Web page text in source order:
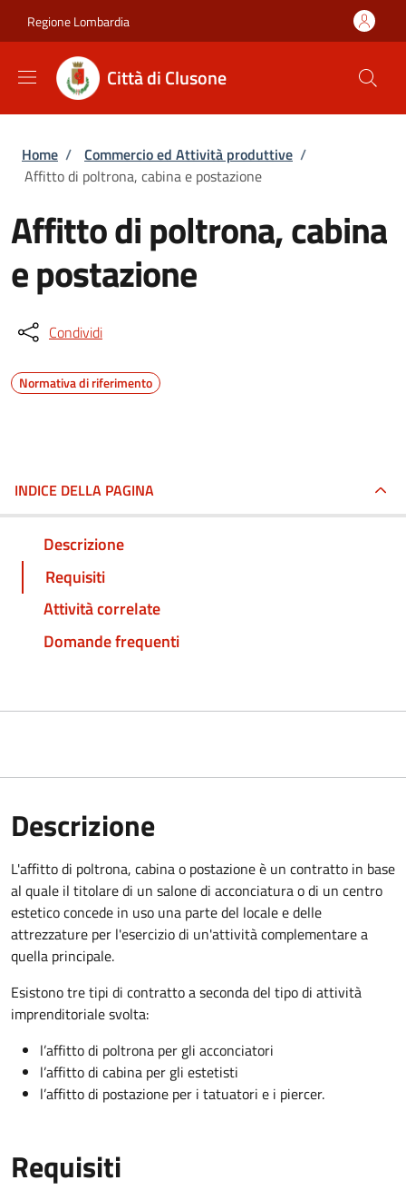
Regione Lombardia
Città di Clusone
Briciole di pane
Home / Commercio ed Attività produttive /
Affitto di poltrona, cabina e postazione
Affitto di poltrona, cabina
e postazione
Condividi
Normativa di riferimento
INDICE DELLA PAGINA
Descrizione
Requisiti
Attività correlate
Domande frequenti
Descrizione
L'affitto di poltrona, cabina o postazione è un contratto in base
al quale il titolare di un salone di acconciatura o di un centro
estetico concede in uso una parte del locale e delle
attrezzature per l'esercizio di un'attività complementare a
quella principale.
Esistono tre tipi di contratto a seconda del tipo di attività
imprenditoriale svolta:
l’affitto di poltrona per gli acconciatori
l’affitto di cabina per gli estetisti
l’affitto di postazione per i tatuatori e i piercer.
Requisiti